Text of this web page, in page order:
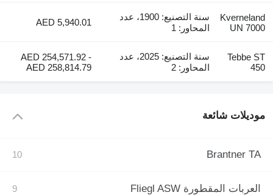
Kverneland
UN 7000
سنة التصنيع: 1900، عدد
المحاور: 1
AED 5,940.01
Tebbe ST
450
سنة التصنيع: 2025، عدد
المحاور: 2
AED 254,571.92 -
AED 258,814.79
موديلات شائعة
Brantner TA
العربات المقطورة Fliegl ASW